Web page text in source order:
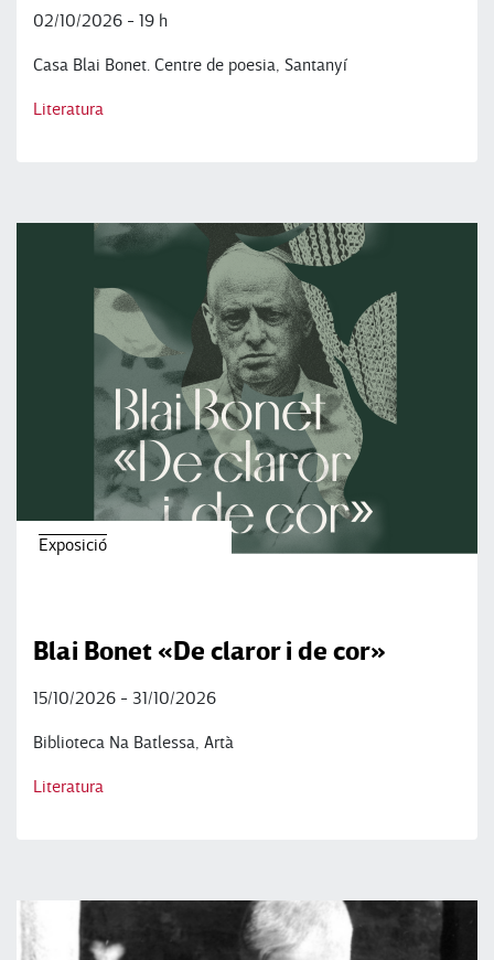
02/10/2026 - 19 h
Casa Blai Bonet. Centre de poesia, Santanyí
Literatura
Exposició
Blai Bonet «De claror i de cor»
15/10/2026 - 31/10/2026
Biblioteca Na Batlessa, Artà
Literatura